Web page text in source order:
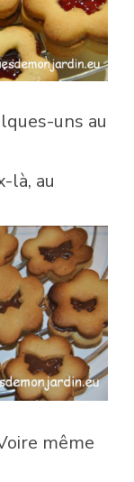
uns au
là, au
même